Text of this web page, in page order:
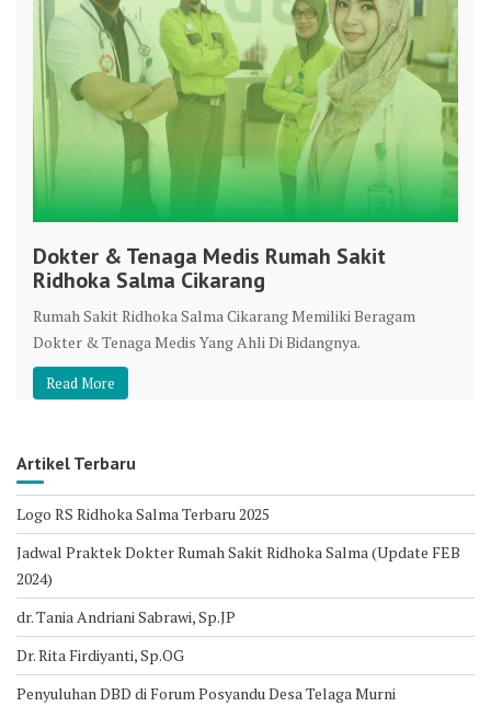
Dokter & Tenaga Medis Rumah Sakit
Ridhoka Salma Cikarang
Rumah Sakit Ridhoka Salma Cikarang Memiliki Beragam
Dokter & Tenaga Medis Yang Ahli Di Bidangnya.
Read More
Artikel Terbaru
Logo RS Ridhoka Salma Terbaru 2025
Jadwal Praktek Dokter Rumah Sakit Ridhoka Salma (Update FEB
2024)
dr. Tania Andriani Sabrawi, Sp.JP
Dr. Rita Firdiyanti, Sp.OG
Penyuluhan DBD di Forum Posyandu Desa Telaga Murni